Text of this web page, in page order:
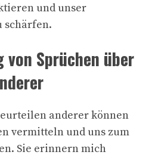
und unser
schärfen.
von Sprüchen über
anderer können
vermitteln und uns zum
Sie erinnern mich